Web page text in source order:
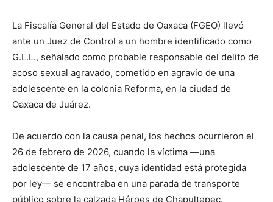
La Fiscalía General del Estado de Oaxaca (FGEO) llevó
ante un Juez de Control a un hombre identificado como
G.L.L., señalado como probable responsable del delito de
acoso sexual agravado, cometido en agravio de una
adolescente en la colonia Reforma, en la ciudad de
Oaxaca de Juárez.
De acuerdo con la causa penal, los hechos ocurrieron el
26 de febrero de 2026, cuando la víctima —una
adolescente de 17 años, cuya identidad está protegida
por ley— se encontraba en una parada de transporte
público sobre la calzada Héroes de Chapultepec.